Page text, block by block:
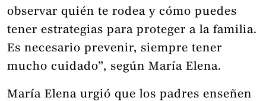
observar quién te rodea y cómo puedes
tener estrategias para proteger a la familia.
Es necesario prevenir, siempre tener
mucho cuidado”, según María Elena.
María Elena urgió que los padres enseñen